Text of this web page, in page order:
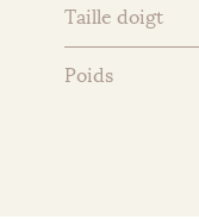
Taille doigt
Poids